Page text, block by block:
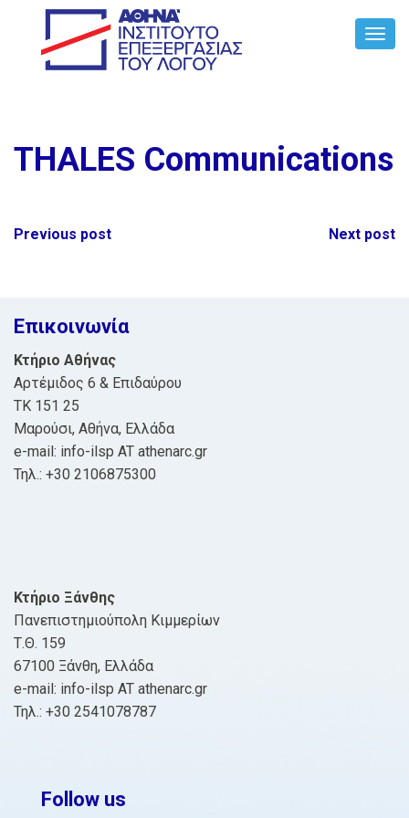
THALES Communications
Post
Previous post Next post
Επικοινωνία
Κτήριο Αθήνας
Αρτέμιδος 6 & Επιδαύρου
ΤΚ 151 25
Μαρούσι, Αθήνα, Ελλάδα
e-mail: info-ilsp AT athenarc.gr
Τηλ.: +30 2106875300
Κτήριο Ξάνθης
Πανεπιστημιούπολη Κιμμερίων
Τ.Θ. 159
67100 Ξάνθη, Ελλάδα
e-mail: info-ilsp AT athenarc.gr
Τηλ.: +30 2541078787
Follow us